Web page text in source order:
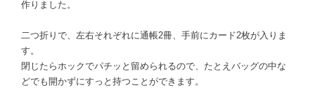
作りました。
二つ折りで、左右それぞれに通帳2冊、手前にカード2枚が入りま
す。
閉じたらホックでパチッと留められるので、たとえバッグの中な
どでも開かずにすっと持つことができます。